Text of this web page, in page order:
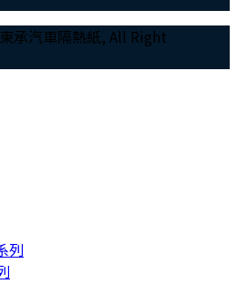
承汽車隔熱紙, All Right
列